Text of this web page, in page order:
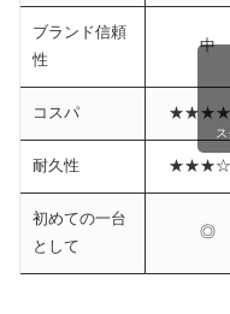
ブランド信頼
性
中
コスパ
耐久性
初めての一台
として
◎